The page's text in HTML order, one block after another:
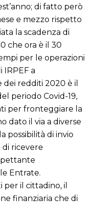
di fatto però
e mezzo rispetto
la scadenza di
che ora è il 30
per le operazioni
IRPEF a
redditi 2020 è il
periodo Covid-19,
per fronteggiare la
dato il via a diverse
possibilità di invio
ricevere
Entrate.
per il cittadino, il
finanziaria che di